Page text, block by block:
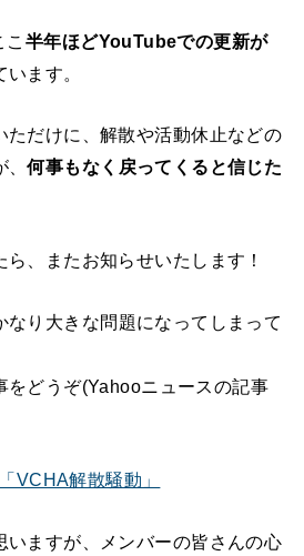
半年ほどYouTubeでの更新が
ます。
ただけに、解散や活動休止などの
、何事もなく戻ってくると信じた
、またお知らせいたします！
なり大きな問題になってしまって
をどうぞ(Yahooニュースの記事
VCHA解散騒動」
いますが、メンバーの皆さんの心